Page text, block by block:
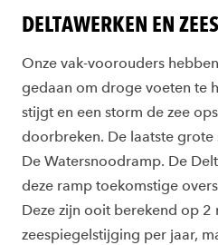
DELTAWERKEN EN
Onze vak-voorouders
gedaan om droge voeten te
stijgt en een storm de zee
doorbreken. De laatste
De Watersnoodramp. De
deze ramp toekomstige
Deze zijn ooit berekend op 2
zeespiegelstijging per jaar,